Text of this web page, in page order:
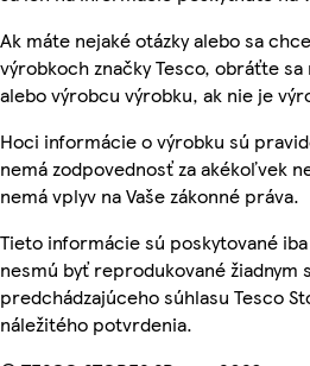
Ak máte nejaké otázky alebo sa
výrobkoch značky Tesco, obráťte sa
alebo výrobcu výrobku, ak nie je
Hoci informácie o výrobku sú
nemá zodpovednosť za akékoľvek
nemá vplyv na Vaše zákonné práva.
Tieto informácie sú poskytované
nesmú byť reprodukované žiadnym
predchádzajúceho súhlasu Tesco
náležitého potvrdenia.